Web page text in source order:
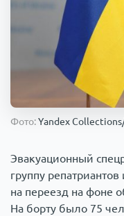
Коронавирус
Происшествия
Фото:Yandex
Эвакуационный
группу
на переезд на фоне
На борту было 75